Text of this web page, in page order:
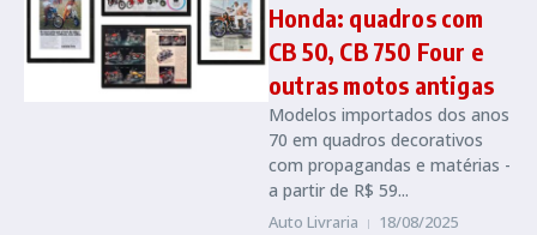
Honda: quadros com
CB 50, CB 750 Four e
outras motos antigas
Modelos importados dos anos
70 em quadros decorativos
com propagandas e matérias -
a partir de R$ 59...
Auto Livraria 18/08/2025